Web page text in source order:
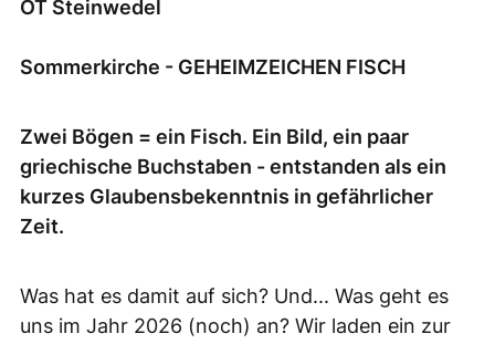
OT Steinwedel
Sommerkirche - GEHEIMZEICHEN FISCH
Zwei Bögen = ein Fisch. Ein Bild, ein paar
griechische Buchstaben - entstanden als ein
kurzes Glaubensbekenntnis in gefährlicher
Zeit.
Was hat es damit auf sich? Und... Was geht es
uns im Jahr 2026 (noch) an? Wir laden ein zur